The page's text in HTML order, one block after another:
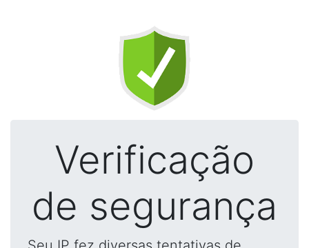
Verificação
de segurança